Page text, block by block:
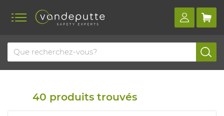
Home Produits
Protection anti-chute
Enrouleurs
Moins que 5 mètres
40 produits trouvés